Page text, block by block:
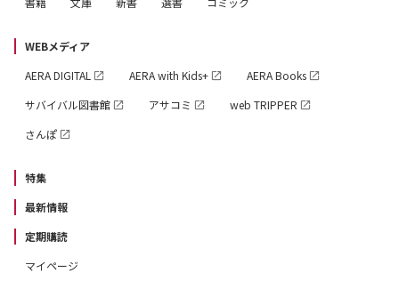
WEBメディア
AERA DIGITAL
AERA with Kids+
AERA Books
サバイバル図書館
アサコミ
web TRIPPER
さんぽ
特集
最新情報
定期購読
マイページ